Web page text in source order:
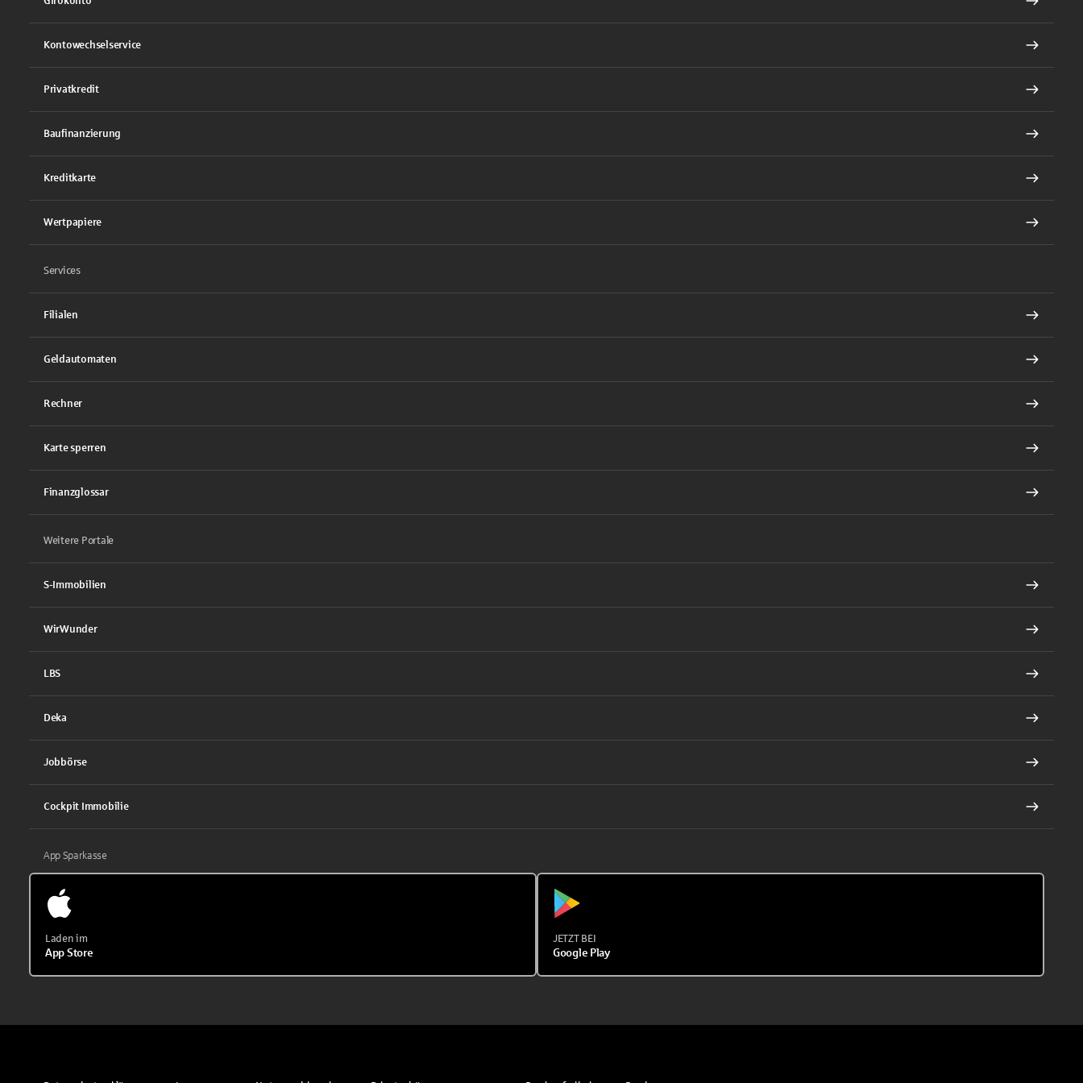
Kontowechselservice
Privatkredit
Baufinanzierung
Kreditkarte
Wertpapiere
Services
Filialen
Geldautomaten
Rechner
Karte sperren
Finanzglossar
Weitere Portale
S-Immobilien
WirWunder
LBS
Deka
Jobbörse
Cockpit Immobilie
App Sparkasse
Laden im
App Store
JETZT BEI
Google Play